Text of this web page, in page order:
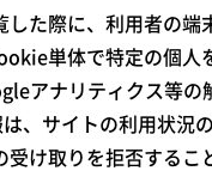
た際に、利用者の
単体で特定の個人
アナリティクス等
、サイトの利用状況
け取りを拒否する